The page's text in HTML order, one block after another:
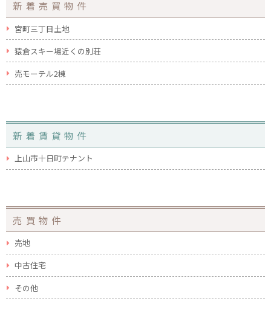
新着売買物件
宮町三丁目土地
猿倉スキー場近くの別荘
売モーテル2棟
新着賃貸物件
上山市十日町テナント
売買物件
売地
中古住宅
その他